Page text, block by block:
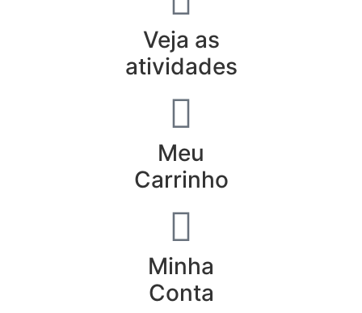
Veja as
atividades
Meu
Carrinho
Minha
Conta